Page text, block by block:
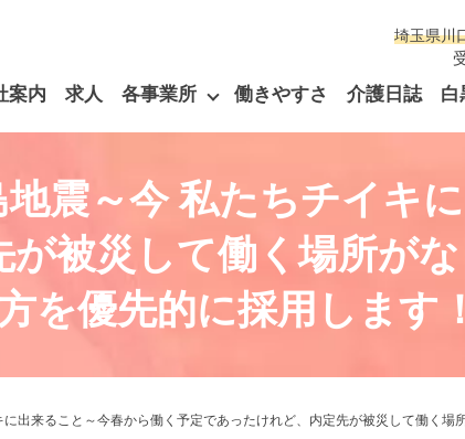
案内 求人 各事業所 働きやすさ 介護日誌 白
埼玉県川
震～今 私たちチイキ
被災して働く場所が
を優先的に採用します
出来ること～今春から働く予定であったけれど、内定先が被災して働く